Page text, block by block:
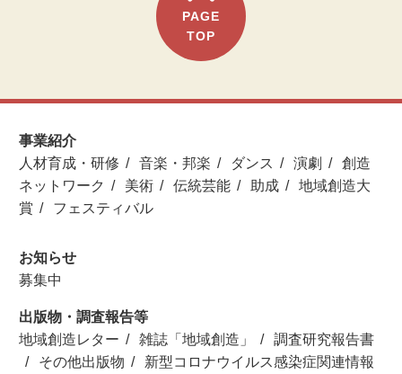
PAGE
TOP
事業紹介
人材育成・研修
音楽・邦楽 ダンス 演劇
創造
ネットワーク
美術 伝統芸能 助成
地域創造大
賞
フェスティバル
お知らせ
募集中
出版物・調査報告等
地域創造レター
雑誌「地域創造」
調査研究報告書
その他出版物
新型コロナウイルス感染症関連情報